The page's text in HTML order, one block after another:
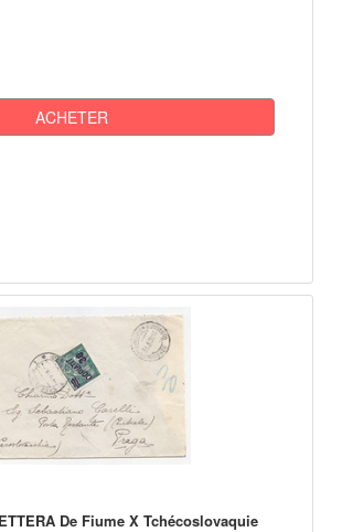
ACHETER
De Fiume X Tchécoslovaquie